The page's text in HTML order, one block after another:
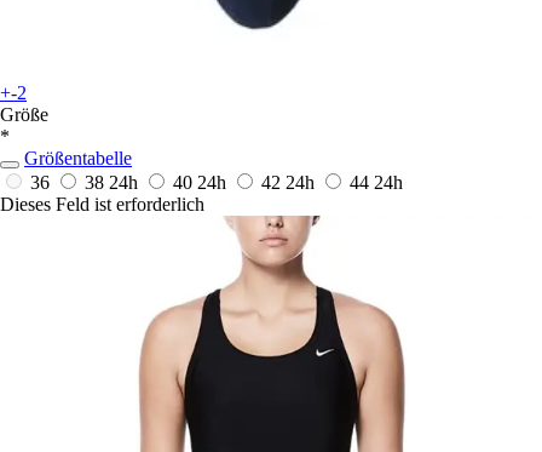
+-2
Größe
*
Größentabelle
36
38 24h 40 24h 42 24h 44 24h
Dieses Feld ist erforderlich